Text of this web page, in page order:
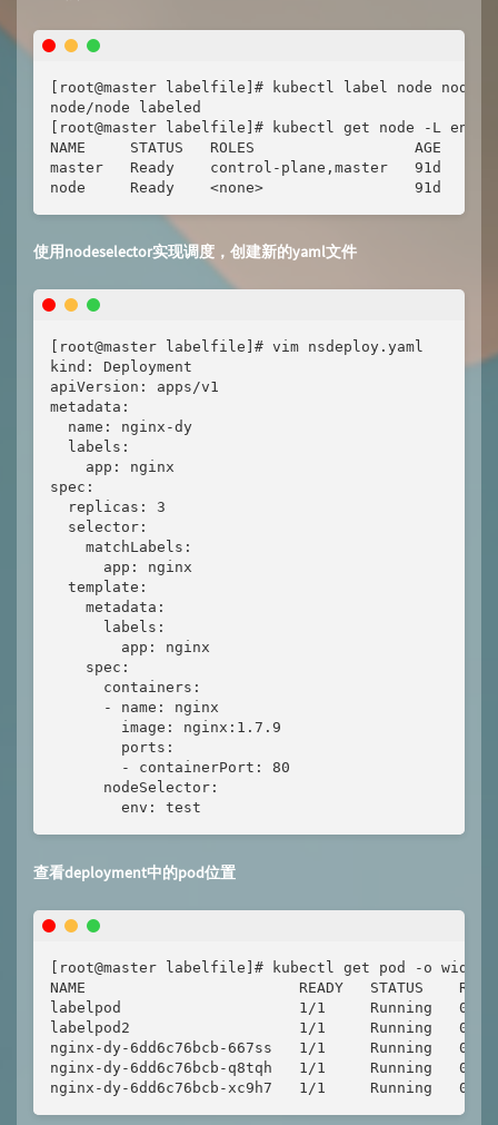
[root@master labelfile]# kubectl label node node
node/node labeled
[root@master labelfile]# kubectl get node -L env
NAME     STATUS   ROLES                  AGE
master   Ready    control-plane,master   91d
node     Ready    <none>                 91d
使用nodeselector实现调度，创建新的yaml文件
[root@master labelfile]# vim nsdeploy.yaml
kind: Deployment
apiVersion: apps/v1
metadata:
  name: nginx-dy
  labels:
app: nginx
spec:
  replicas: 3
  selector:
matchLabels:
app: nginx
  template:
metadata:
labels:
app: nginx
spec:
containers:
- name: nginx
image: nginx:1.7.9
ports:
- containerPort: 80
nodeSelector:
env: test
查看deployment中的pod位置
[root@master labelfile]# kubectl get pod -o wide
NAME                        READY   STATUS
labelpod                    1/1     Running   0
labelpod2                   1/1     Running   0
nginx-dy-6dd6c76bcb-667ss   1/1     Running   0
nginx-dy-6dd6c76bcb-q8tqh   1/1     Running   0
nginx-dy-6dd6c76bcb-xc9h7   1/1     Running   0